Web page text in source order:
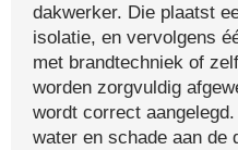
dakwerker. Die plaatst
isolatie, en vervolgens
met brandtechniek of
worden zorgvuldig
wordt correct
water en schade aan de